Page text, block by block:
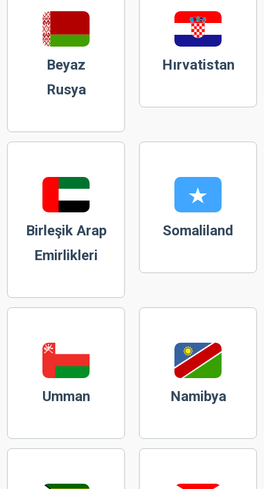
Beyaz
Rusya
Hırvatistan
Birleşik Arap
Emirlikleri
Somaliland
Umman Namibya